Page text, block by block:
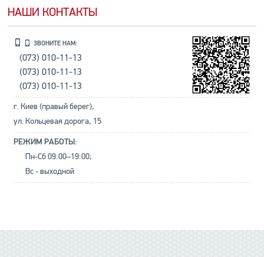
НАШИ КОНТАКТЫ
ЗВОНИТЕ НАМ:
(073) 010-11-13
(073) 010-11-13
(073) 010-11-13
г. Киев (правый берег),
ул. Кольцевая дорога, 15
РЕЖИМ РАБОТЫ:
Пн-Сб 09:00–19:00;
Вс - выходной